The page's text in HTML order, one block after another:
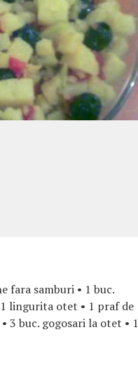
fara samburi • 1 buc.
lingurita otet • 1 praf de
3 buc. gogosari la otet • 1